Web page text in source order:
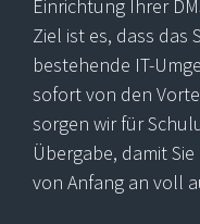
Einrichtung Ihrer
Ziel ist es, dass das
bestehende IT-
sofort von den
sorgen wir für
Übergabe, damit
von Anfang an voll